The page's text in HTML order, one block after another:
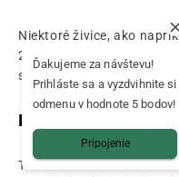
Niektoré živice, ako
23 % od Mama Kana, sú
spracovania.
Prirodzený
Touto metódou len
Ďakujeme za návštevu!
Prihláste sa a vyzdvihnite si
odmenu v hodnote 5 bodov!
Pripojenie